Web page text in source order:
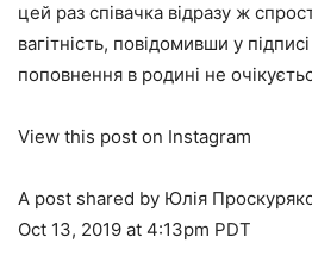
цей раз співачка відразу ж
вагітність, повідомивши у
поповнення в родині не
View this post on Instagram
A post shared by Юлія
Oct 13, 2019 at 4:13pm PDT